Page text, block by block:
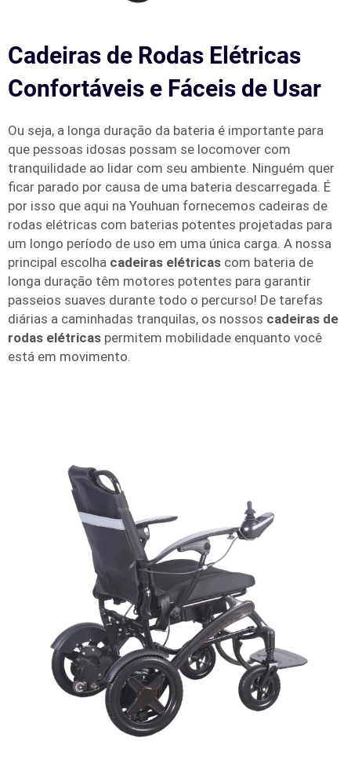
Cadeiras de Rodas Elétricas
Confortáveis e Fáceis de Usar
Ou seja, a longa duração da bateria é importante para
que pessoas idosas possam se locomover com
tranquilidade ao lidar com seu ambiente. Ninguém quer
ficar parado por causa de uma bateria descarregada. É
por isso que aqui na Youhuan fornecemos cadeiras de
rodas elétricas com baterias potentes projetadas para
um longo período de uso em uma única carga. A nossa
principal escolha cadeiras elétricas com bateria de
longa duração têm motores potentes para garantir
passeios suaves durante todo o percurso! De tarefas
diárias a caminhadas tranquilas, os nossos cadeiras de
rodas elétricas permitem mobilidade enquanto você
está em movimento.